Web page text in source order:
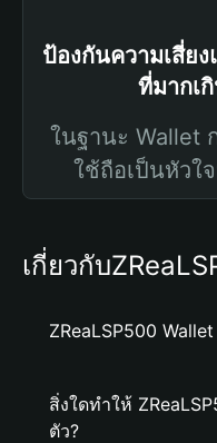
ป้องกันความเสี่ย
ที่มากเ
ในฐานะ Wallet
ใช้ถือเป็นหัวใ
เกี่ยวกับ
ZReaLSP500
สิ่งใดทำให้
ตัว?